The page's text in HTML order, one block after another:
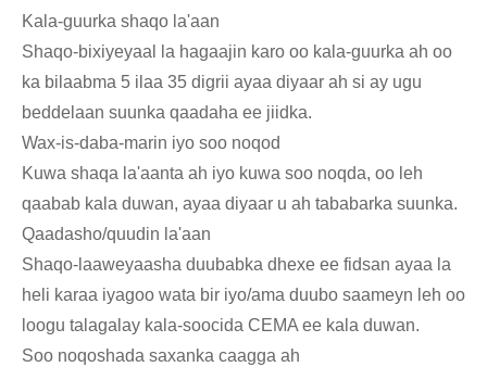
Kala-guurka shaqo la'aan
Shaqo-bixiyeyaal la hagaajin karo oo kala-guurka ah oo
ka bilaabma 5 ilaa 35 digrii ayaa diyaar ah si ay ugu
beddelaan suunka qaadaha ee jiidka.
Wax-is-daba-marin iyo soo noqod
Kuwa shaqa la'aanta ah iyo kuwa soo noqda, oo leh
qaabab kala duwan, ayaa diyaar u ah tababarka suunka.
Qaadasho/quudin la'aan
Shaqo-laaweyaasha duubabka dhexe ee fidsan ayaa la
heli karaa iyagoo wata bir iyo/ama duubo saameyn leh oo
loogu talagalay kala-soocida CEMA ee kala duwan.
Soo noqoshada saxanka caagga ah